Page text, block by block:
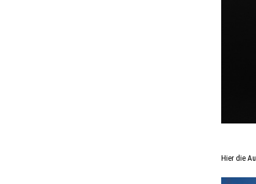
Hier die